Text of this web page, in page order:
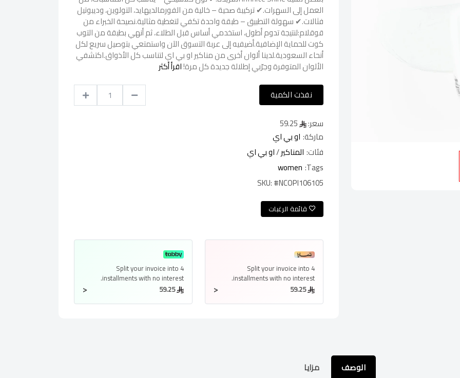
العمل إلى السهرات.✔ تركيبة صحية – خالية من الفورمالديهايد، التولوين، وديبوتيل
فثالات.✔ سهولة التطبيق – طبقة واحدة تكفي لتغطية مثالية.نصيحة الخبراء من
قوقلام:لنتيجة تدوم أطول، استخدمي أساس قبل الطلاء، ثم أنهي بطبقة من التوب
كوت للحماية الإضافية.أضيفيه إلى عربة التسوق الآن واستمتعي بتوصيل سريع لكل
أنحاء السعودية.لدينا ألوان أخرى من مناكير او بي اي لتناسب كل الأذواق.اكتشفي
الألوان المتوفرة وجرّبي إطلالة جديدة كل مرة!اقرأ أكثر
نفذت الكمية
سعر:
ماركة: او بي اي
فئات: المناكير/او بي اي
Tags:
women
SKU:#NCOPI106105
قائمة الرغبات
Split your invoice into 4
installmentswith no interest.
< 59.25
Split your invoice into 4
installmentswith no interest.
< 59.25
الوصف مزايا